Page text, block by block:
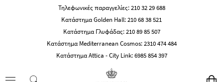
Τηλεφωνικές παραγγελίες:210 32 29 688
Κατάστημα Golden Hall:210 68 38 521
Κατάστημα Γλυφάδας:210 89 85 507
Κατάστημα Mediterranean Cosmos:2310 474 484
Κατάστημα Attica - City Link:6985 854 397